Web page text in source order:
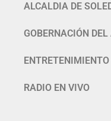
ALCALDIA DE
GOBERNACIÓN
ENTRETENIMIENTO
RADIO EN VIVO